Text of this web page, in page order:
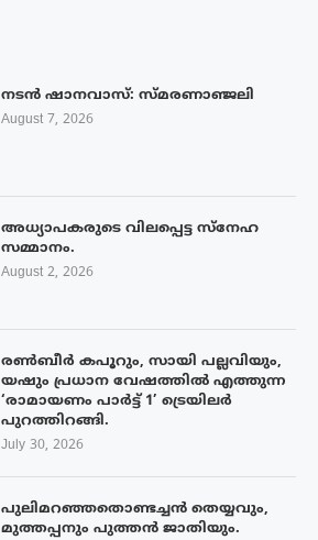
നടൻ ഷാനവാസ്: സ്മരണാഞ്ജലി
August 7, 2026
അധ്യാപകരുടെ വിലപ്പെട്ട സ്നേഹ
സമ്മാനം.
August 2, 2026
രൺബീർ കപൂറും, സായി പല്ലവിയും,
യഷും പ്രധാന വേഷത്തിൽ എത്തുന്ന
‘രാമായണം പാർട്ട് 1’ ട്രെയിലർ
പുറത്തിറങ്ങി.
July 30, 2026
പുലിമറഞ്ഞതൊണ്ടച്ചൻ തെയ്യവും,
മുത്തപ്പനും പുത്തൻ ജാതിയും.